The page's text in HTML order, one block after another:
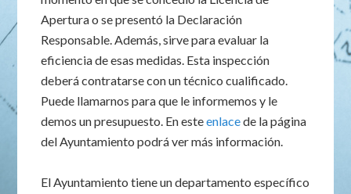
Apertura o se presentó la Declaración
Responsable. Además, sirve para evaluar la
eficiencia de esas medidas. Esta inspección
deberá contratarse con un técnico cualificado.
Puede llamarnos para que le informemos y le
demos un presupuesto. En esteenlacede la página
del Ayuntamiento podrá ver más información.
El Ayuntamiento tiene un departamento específico